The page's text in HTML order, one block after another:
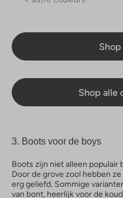
Shop alle
3. Boots voor de boys
Boots zijn niet alleen populair
Door de grove zool hebben
erg geliefd. Sommige
van bont, heerlijk voor de